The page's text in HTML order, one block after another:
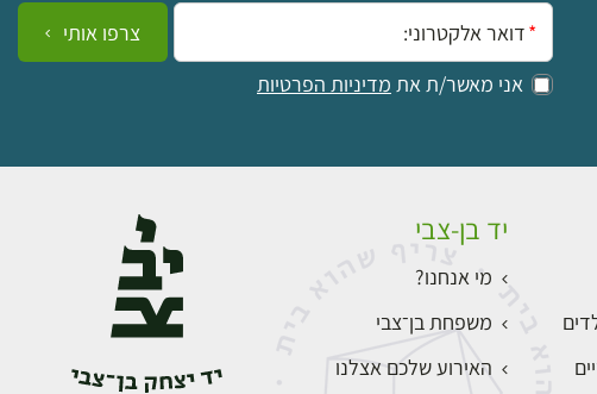
אימייל:
אני מאשר/ת את מדיניות הפרטיות
צרפו אותי
יד בן-צבי
מי אנחנו?
משפחת בן־צבי
האירוע שלכם אצלנו